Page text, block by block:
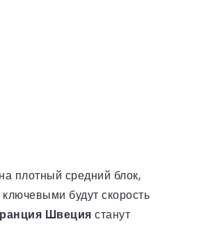
плотный средний блок,
будут скорость
Швеция станут